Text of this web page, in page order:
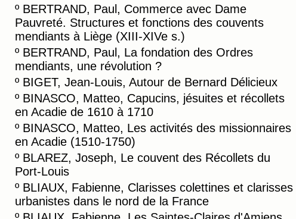
º BERTRAND, Paul, Commerce avec Dame
Pauvreté. Structures et fonctions des couvents
mendiants à Liège (XIII-XIVe s.)
º BERTRAND, Paul, La fondation des Ordres
mendiants, une révolution ?
º BIGET, Jean-Louis, Autour de Bernard Délicieux
º BINASCO, Matteo, Capucins, jésuites et récollets
en Acadie de 1610 à 1710
º BINASCO, Matteo, Les activités des missionnaires
en Acadie (1510-1750)
º BLAREZ, Joseph, Le couvent des Récollets du
Port-Louis
º BLIAUX, Fabienne, Clarisses colettines et clarisses
urbanistes dans le nord de la France